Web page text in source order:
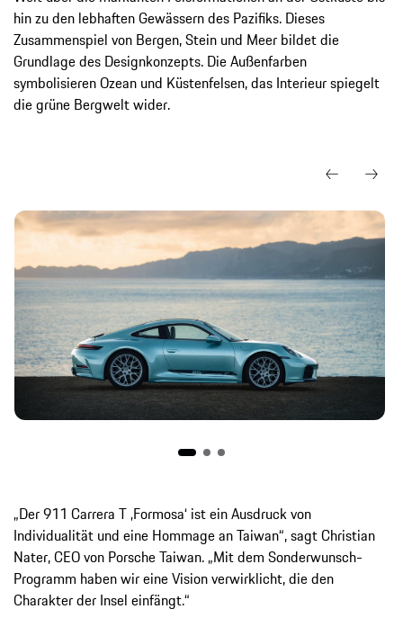
hin zu den lebhaften Gewässern des Pazifiks. Dieses
Zusammenspiel von Bergen, Stein und Meer bildet die
Grundlage des Designkonzepts. Die Außenfarben
symbolisieren Ozean und Küstenfelsen, das Interieur spiegelt
die grüne Bergwelt wider.
„Der 911 Carrera T ‚Formosa‘ ist ein Ausdruck von
Individualität und eine Hommage an Taiwan“, sagt Christian
Nater, CEO von Porsche Taiwan. „Mit dem Sonderwunsch-
Programm haben wir eine Vision verwirklicht, die den
Charakter der Insel einfängt.“